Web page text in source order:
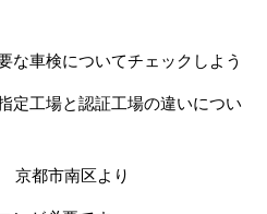
な車検についてチェックしよう
定工場と認証工場の違いについ
京都市南区より